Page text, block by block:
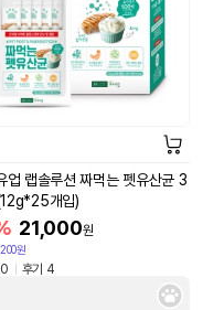
업 랩솔루션 짜먹는 펫유산균 3
개입)
21,000원
원
후기 4